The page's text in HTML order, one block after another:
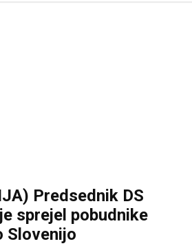
Predsednik DS
sprejel pobudnike
Slovenijo